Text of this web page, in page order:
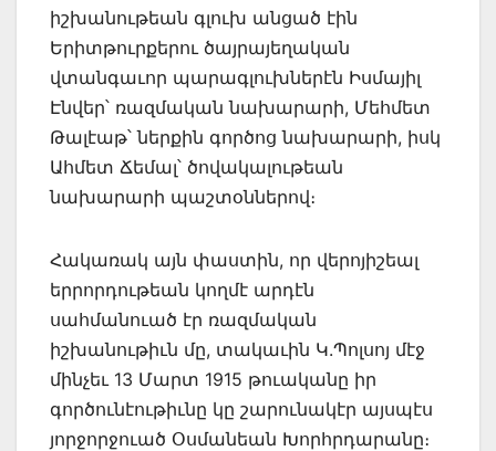
իշխանութեան գլուխ անցած էին
Երիտթուրքերու ծայրայեղական
վտանգաւոր պա­րագլուխներէն Իսմայիլ
Էնվեր՝ ռազմական նախարարի, Մեհմետ
Թալէաթ՝ ներքին գործոց նախարարի, իսկ
Ահ­մետ Ճեմալ՝ ծովակալութեան
նախարարի պաշտօններով։
Հակառակ այն փաստին, որ վերոյիշեալ
երրորդութեան կողմէ արդէն
սահմանուած էր ռազմական
իշխանութիւն մը, տակաւին Կ.Պոլսոյ մէջ
մինչեւ 13 Մարտ 1915 թուականը իր
գործունէութիւնը կը շարունակէր այսպէս
յորջորջուած Օսմանեան Խորհրդարանը։